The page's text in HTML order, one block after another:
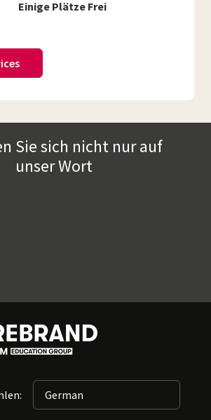
Einige Plätze Frei
Sie sich nicht nur auf
unser Wort